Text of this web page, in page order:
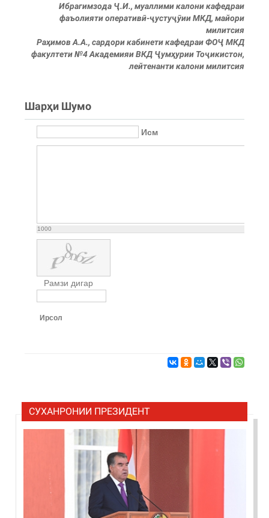
Ибрагимзода Ҷ.И., муаллими калони кафедраи
фаъолияти оперативӣ-ҷустуҷӯии МКД, майори
милитсия
Раҳимов А.А., сардори кабинети кафедраи ФОҶ МКД
факултети №4 Академияи ВКД Ҷумҳурии Тоҷикистон,
лейтенанти калони милитсия
Шарҳи Шумо
Исм
1000
Рамзи дигар
Ирсол
СУХАНРОНИИ ПРЕЗИДЕНТ